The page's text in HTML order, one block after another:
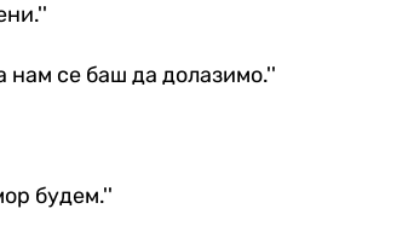
нам се баш да долазимо.''
будем.''